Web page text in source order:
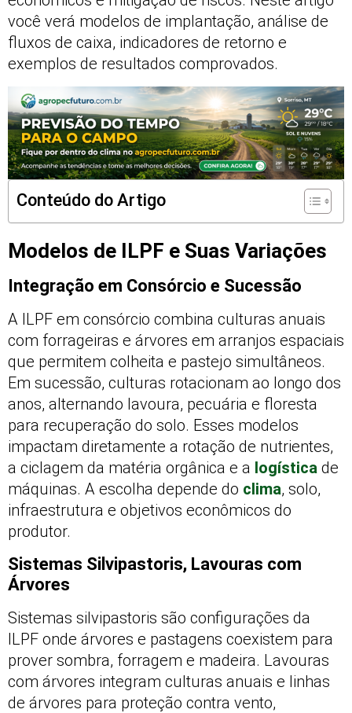
você verá modelos de implantação, análise de
fluxos de caixa, indicadores de retorno e
exemplos de resultados comprovados.
Conteúdo do Artigo
Modelos de ILPF e Suas Variações
Integração em Consórcio e Sucessão
A ILPF em consórcio combina culturas anuais
com forrageiras e árvores em arranjos espaciais
que permitem colheita e pastejo simultâneos.
Em sucessão, culturas rotacionam ao longo dos
anos, alternando lavoura, pecuária e floresta
para recuperação do solo. Esses modelos
impactam diretamente a rotação de nutrientes,
a ciclagem da matéria orgânica e a logística de
máquinas. A escolha depende do clima, solo,
infraestrutura e objetivos econômicos do
produtor.
Sistemas Silvipastoris, Lavouras com
Árvores
Sistemas silvipastoris são configurações da
ILPF onde árvores e pastagens coexistem para
prover sombra, forragem e madeira. Lavouras
com árvores integram culturas anuais e linhas
de árvores para proteção contra vento,